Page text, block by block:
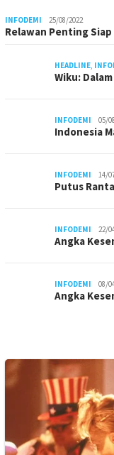
INFODEMI 25/08/2022
Relawan Penting
HEADLINE
Wiku:
INFODEMI 05/
Indonesia
INFODEMI 14/
Putus
INFODEMI 22/
Angka
INFODEMI 08/
Angka